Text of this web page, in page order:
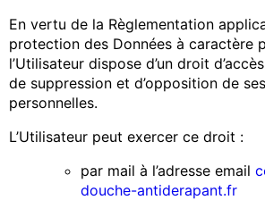
En vertu de la Règlementation
protection des Données à caractère
l’Utilisateur dispose d’un droit
de suppression et d’opposition de
personnelles.
L’Utilisateur peut exercer ce droit :
par mail à l’adresse email
douche-antiderapant.fr